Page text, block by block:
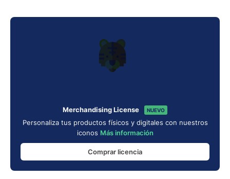
Merchandising License NUEVO
Personaliza tus productos físicos y digitales con nuestros
iconos Más información
Comprar licencia